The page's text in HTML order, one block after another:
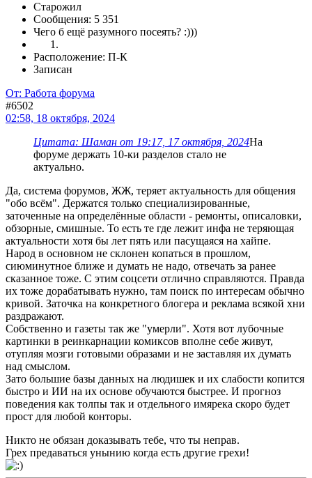
Старожил
Сообщения: 5 351
Чего б ещё разумного посеять? :)))
Расположение: П-К
Записан
От: Работа форума
#6502
02:58, 18 октября, 2024
Цитата: Шаман от 19:17, 17 октября, 2024На
форуме держать 10-ки разделов стало не
актуально.
Да, система форумов, ЖЖ, теряет актуальность для общения
"обо всём". Держатся только специализированные,
заточенные на определённые области - ремонты, описаловки,
обзорные, смишные. То есть те где лежит инфа не теряющая
актуальности хотя бы лет пять или пасущаяся на хайпе.
Народ в основном не склонен копаться в прошлом,
сиюминутное ближе и думать не надо, отвечать за ранее
сказанное тоже. С этим соцсети отлично справляются. Правда
их тоже дорабатывать нужно, там поиск по интересам обычно
кривой. Заточка на конкретного блогера и реклама всякой хни
раздражают.
Собственно и газеты так же "умерли". Хотя вот лубочные
картинки в реинкарнации комиксов вполне себе живут,
отупляя мозги готовыми образами и не заставляя их думать
над смыслом.
Зато большие базы данных на людишек и их слабости копится
быстро и ИИ на их основе обучаются быстрее. И прогноз
поведения как толпы так и отдельного имярека скоро будет
прост для любой конторы.
Никто не обязан доказывать тебе, что ты неправ.
Грех предаваться унынию когда есть другие грехи!